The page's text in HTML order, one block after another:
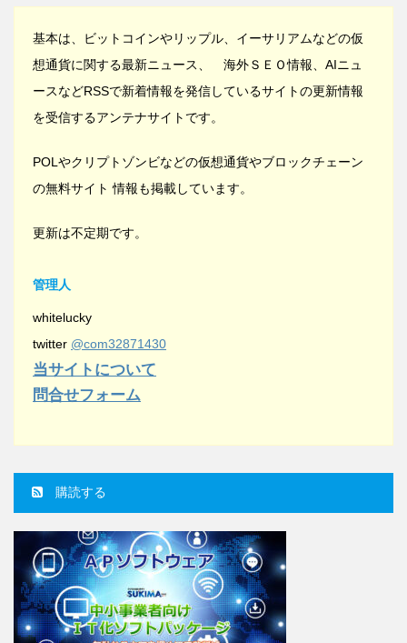
基本は、ビットコインやリップル、イーサリアムなどの仮
想通貨に関する最新ニュース、 海外ＳＥＯ情報、AIニュ
ースなどRSSで新着情報を発信しているサイトの更新情報
を受信するアンテナサイトです。
POLやクリプトゾンビなどの仮想通貨やブロックチェーン
の無料サイト 情報も掲載しています。
更新は不定期です。
管理人
whitelucky
twitter @com32871430
当サイトについて
問合せフォーム
購読する